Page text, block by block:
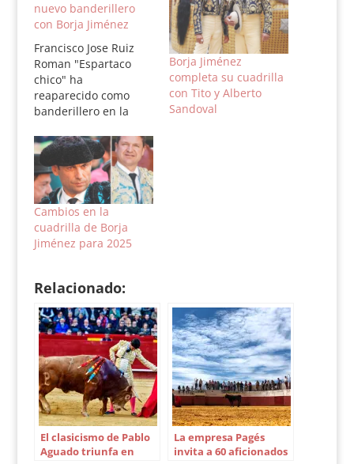
nuevo banderillero
con Borja Jiménez
Francisco Jose Ruiz
Roman "Espartaco
chico" ha
reaparecido como
banderillero en la
Llodio en la cuadrilla
de Borja Jimenez en la
novillada de
ayer domingo 28 de
agosto. El torero de
plata de Espartinas
que llevaba 3 años
retirado de los ruedos
de…
Borja Jiménez
completa su cuadrilla
con Tito y Alberto
Sandoval
Cambios en la
cuadrilla de Borja
Jiménez para 2025
Relacionado:
El clasicismo de Pablo
Aguado triunfa en
La empresa Pagés
invita a 60 aficionados